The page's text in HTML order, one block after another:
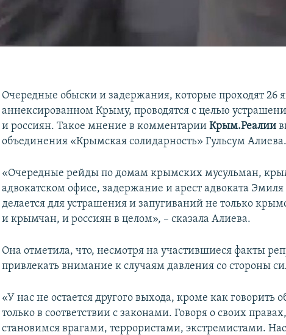
Очередные обыски и задержания, которые проходят 26
аннексированном Крыму, проводятся с целью
и россиян. Такое мнение в комментарииКрым.Реалии
объединения «Крымская солидарность» Гульсум Алиева.
«Очередные рейды по домам крымских мусульман,
адвокатском офисе, задержание и арест адвоката Эмиля
делается для устрашения и запугиваний не только
и крымчан, и россиян в целом», – сказала Алиева.
Она отметила, что, несмотря на участившиеся факты
привлекать внимание к случаям давления со стороны
«У нас не остается другого выхода, кроме как говорить
только в соответствии с законами. Говоря о своих
становимся врагами, террористами, экстремистами.